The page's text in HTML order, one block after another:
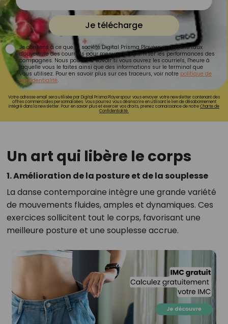
Je télécharge
Je consens à ce que la société Digital Prisma Players analyse le taux
d'ouverture des courriels pour mesurer et optimiser les performances des
campagnes. Nous pourrons savoir si vous ouvrez les courriels, l'heure à
laquelle vous le faites ainsi que des informations sur le terminal que
vous utilisez. Pour en savoir plus sur ces traceurs, voir notre politique de
confidentialité.
Votre adresse email sera utilisée par Digital Prisma Playerspour vous envoyer votre newsletter contenant des
offres commerciales personnalisées. Vous pourrez vous désinscrire en utilisant le lien de désabonnement
intégré dans la newsletter. Pour en savoir plus et exercer vos droits, prenez connaissance de notreCharte de
Confidentialité.
Un art qui libère le corps
1. Amélioration de la posture et de la souplesse
La danse contemporaine intègre une grande variété
de mouvements fluides, amples et dynamiques. Ces
exercices sollicitent tout le corps, favorisant une
meilleure posture et une souplesse accrue.